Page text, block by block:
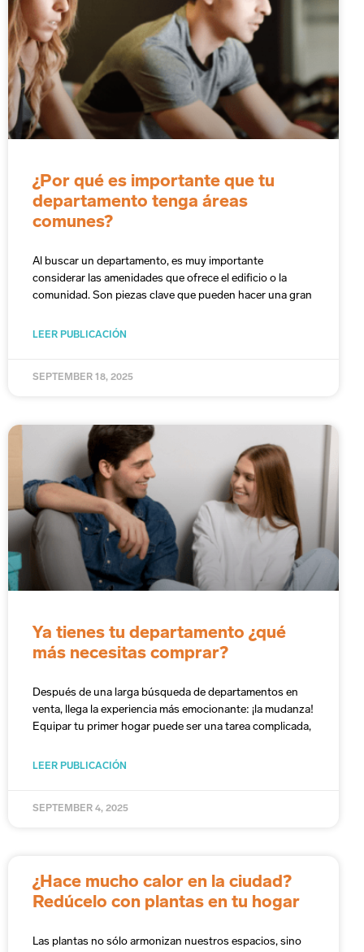
¿Por qué es importante que tu
departamento tenga áreas
comunes?
Al buscar un departamento, es muy importante
considerar las amenidades que ofrece el edificio o la
comunidad. Son piezas clave que pueden hacer una gran
LEER PUBLICACIÓN
SEPTEMBER 18, 2025
Ya tienes tu departamento ¿qué
más necesitas comprar?
Después de una larga búsqueda de departamentos en
venta, llega la experiencia más emocionante: ¡la mudanza!
Equipar tu primer hogar puede ser una tarea complicada,
LEER PUBLICACIÓN
SEPTEMBER 4, 2025
¿Hace mucho calor en la ciudad?
Redúcelo con plantas en tu hogar
Las plantas no sólo armonizan nuestros espacios, sino